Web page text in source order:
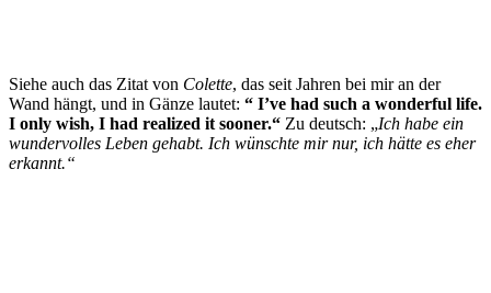
Siehe auch das Zitat von Colette, das seit Jahren bei mir an der
Wand hängt, und in Gänze lautet: “ I’ve had such a wonderful life.
I only wish, I had realized it sooner.“ Zu deutsch: „Ich habe ein
wundervolles Leben gehabt. Ich wünschte mir nur, ich hätte es eher
erkannt.“